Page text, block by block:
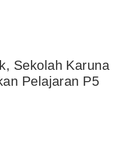
Sekolah Karuna
Pelajaran P5